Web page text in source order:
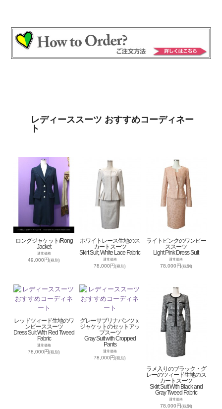
レディーススーツ おすすめコーディネー
ト
ロングジャケット/Rong
Jacket
通常価格
49,000円(税別)
ホワイトレース生地のス
カートスーツ
Skirt Suit, White Lace Fabric
通常価格
78,000円(税別)
ライトピンクのワンピー
ススーツ
Light Pink Dress Suit
通常価格
78,000円(税別)
レッドツィード生地のワ
ンピーススーツ
Dress Suit With Red Tweed
Fabric
通常価格
78,000円(税別)
グレーサブリナパンツｘ
ジャケットのセットアッ
プスーツ
Gray Suit with Cropped
Pants
通常価格
78,000円(税別)
ラメ入りのブラック・グ
レーのツィード生地のス
カートスーツ
Skirt Suit With Black and
Gray Tweed Fabric
通常価格
78,000円(税別)